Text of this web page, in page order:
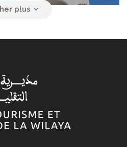
Boughrara